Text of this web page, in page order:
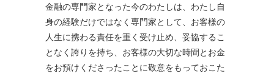
金融の専門家となった今のわたしは、わたし自
身の経験だけではなく専門家として、お客様の
人生に携わる責任を重く受け止め、妥協するこ
となく誇りを持ち、お客様の大切な時間とお金
をお預けくださったことに敬意をもっておこた